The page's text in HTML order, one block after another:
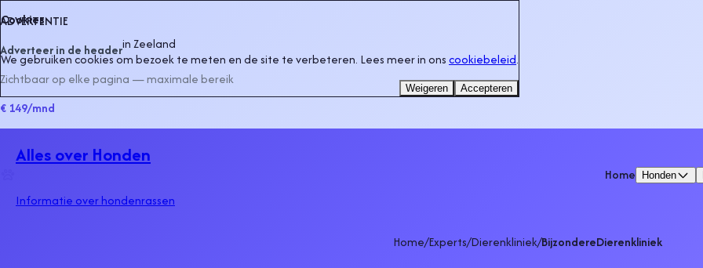
ADVERTENTIE
Adverteer in de headerinZeeland
Zichtbaar op elke pagina — maximale bereik
€ 149/mnd
Alles over Honden
Informatie over hondenrassen
Home Honden
Home/Experts/Dierenkliniek/BijzondereDierenkliniek
Cookies
We gebruiken cookies om bezoek te meten en de site te verbeteren. Lees meer in onscookiebeleid.
Weigeren Accepteren